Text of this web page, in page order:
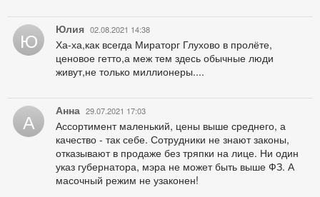
Ю Юлия 02.08.2021 14:38
Ха-ха,как всегда Мираторг Глухово в пролёте,
ценовое гетто,а меж тем здесь обычные люди
живут,не только миллионеры....
А Анна 29.07.2021 17:03
Ассортимент маленький, цены выше среднего, а
качество - так себе. Сотрудники не знают законы,
отказывают в продаже без тряпки на лице. Ни один
указ губернатора, мэра не может быть выше ФЗ. А
масочный режим не узаконен!